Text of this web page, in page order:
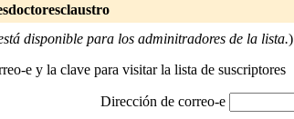
disponible para los adminitradores de la lista.)
e y la clave para visitar la lista de suscriptores
Dirección de correo-e